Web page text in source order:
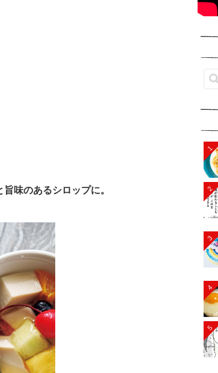
味のあるシロップに。
1
2
3
4
5